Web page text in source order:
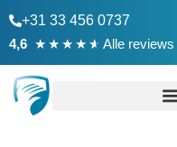
+31 33 456 0737
4,6 ★★★★★ Alle reviews